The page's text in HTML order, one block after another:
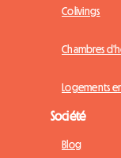
Colivings
Chambres
Logements
Société
Blog